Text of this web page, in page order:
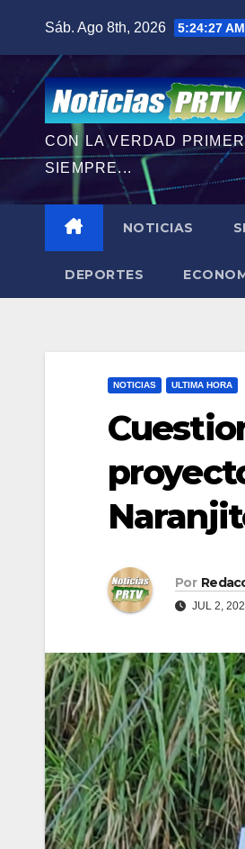
contenido
Sáb. Ago 8th, 2026 5:24:29 AM
CON LA VERDAD
SIEMPRE...
NOTICIAS
DEPORTES
NOTICIAS ULTIMA HORA
Por
JUL 2,